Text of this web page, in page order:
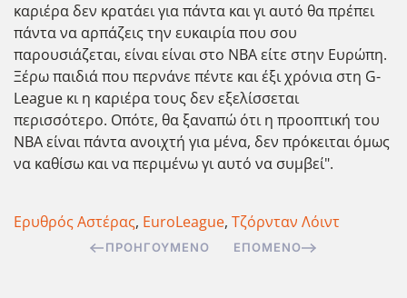
καριέρα δεν κρατάει για πάντα και γι αυτό θα πρέπει
πάντα να αρπάζεις την ευκαιρία που σου
παρουσιάζεται, είναι είναι στο ΝΒΑ είτε στην Ευρώπη.
Ξέρω παιδιά που περνάνε πέντε και έξι χρόνια στη G-
League κι η καριέρα τους δεν εξελίσσεται
περισσότερο. Οπότε, θα ξαναπώ ότι η προοπτική του
ΝΒΑ είναι πάντα ανοιχτή για μένα, δεν πρόκειται όμως
να καθίσω και να περιμένω γι αυτό να συμβεί".
Ερυθρός Αστέρας, EuroLeague, Τζόρνταν Λόιντ
ΠΡΟΗΓΟΎΜΕΝΟ ΕΠΌΜΕΝΟ